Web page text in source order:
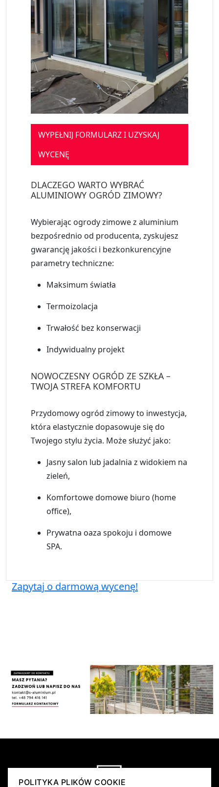
WYPEŁNIJ FORMULARZ I UZYSKAJ
WYCENĘ
DLACZEGO WARTO WYBRAĆ
ALUMINIOWY OGRÓD ZIMOWY?
Wybierając ogrody zimowe z aluminium
bezpośrednio od producenta, zyskujesz
gwarancję jakości i bezkonkurencyjne
parametry techniczne:
Maksimum światła
Termoizolacja
Trwałość bez konserwacji
Indywidualny projekt
NOWOCZESNY OGRÓD ZE SZKŁA –
TWOJA STREFA KOMFORTU
Przydomowy ogród zimowyto inwestycja,
która elastycznie dopasowuje się do
Twojego stylu życia. Może służyć jako:
Jasny salon lub jadalnia z widokiem na
zieleń,
Komfortowe domowe biuro (home
office),
Prywatna oaza spokoju i domowe
SPA.
Zapytaj o darmową wycenę!
POLITYKA PLIKÓW COOKIE